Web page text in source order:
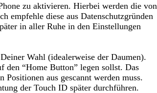
zu aktivieren. Hierbei werden die von
empfehle diese aus Datenschutzgründen
in aller Ruhe in den Einstellungen
Wahl (idealerweise der Daumen).
“Home Button” legen sollst. Das
aus gescannt werden muss.
der Touch ID später durchführen.